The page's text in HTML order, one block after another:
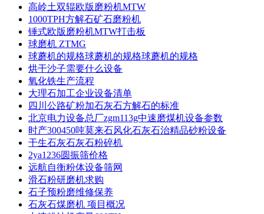
高岭土双辊欧版磨粉机MTW
1000TPH方解石矿石磨粉机
锤式欧版磨粉机MTW打击板
球磨机 ZTMG
球蘑机的规格球蘑机的规格球蘑机的规格
烘干沙子需要什么设备
氧化铁生产流程
大理石加工企业设备清单
四川公路矿粉加石灰石方解石的标准
北京电力设备总厂zgm113g中速磨煤机设备参数
时产300450吨莫来石风化石灰石治精品砂粉设备
干生石灰石灰石粉碎机
2ya1236圆振筛价格
远航自衡粉体设备筛网
滑石粉研磨机求购
石子预粉磨维修保养
石灰石煤磨机 项目概况